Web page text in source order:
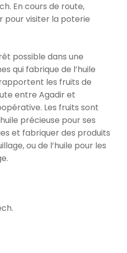
En cours de route,
pour visiter la poterie
possible dans une
qui fabrique de l’huile
les fruits de
entre Agadir et
Les fruits sont
précieuse pour ses
et fabriquer des produits
ou de l’huile pour les